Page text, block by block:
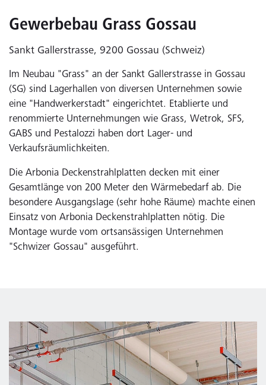
Gewerbebau Grass Gossau
Sankt Gallerstrasse, 9200 Gossau (Schweiz)
Im Neubau "Grass" an der Sankt Gallerstrasse in Gossau
(SG) sind Lagerhallen von diversen Unternehmen sowie
eine "Handwerkerstadt" eingerichtet. Etablierte und
renommierte Unternehmungen wie Grass, Wetrok, SFS,
GABS und Pestalozzi haben dort Lager- und
Verkaufsräumlichkeiten.
Die Arbonia Deckenstrahlplatten decken mit einer
Gesamtlänge von 200 Meter den Wärmebedarf ab. Die
besondere Ausgangslage (sehr hohe Räume) machte einen
Einsatz von Arbonia Deckenstrahlplatten nötig. Die
Montage wurde vom ortsansässigen Unternehmen
"Schwizer Gossau" ausgeführt.